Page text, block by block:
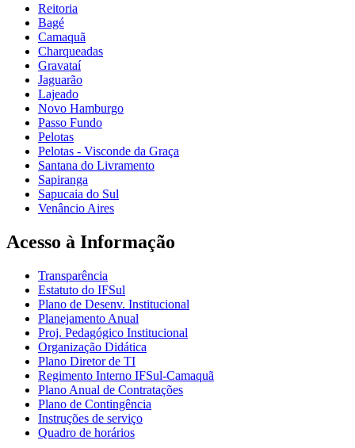
Reitoria
Bagé
Camaquã
Charqueadas
Gravataí
Jaguarão
Lajeado
Novo Hamburgo
Passo Fundo
Pelotas
Pelotas - Visconde da Graça
Santana do Livramento
Sapiranga
Sapucaia do Sul
Venâncio Aires
Acesso à Informação
Transparência
Estatuto do IFSul
Plano de Desenv. Institucional
Planejamento Anual
Proj. Pedagógico Institucional
Organização Didática
Plano Diretor de TI
Regimento Interno IFSul-Camaquã
Plano Anual de Contratações
Plano de Contingência
Instruções de serviço
Quadro de horários